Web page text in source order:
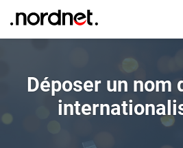
Aller au
contenu
principal
Déposer un nom